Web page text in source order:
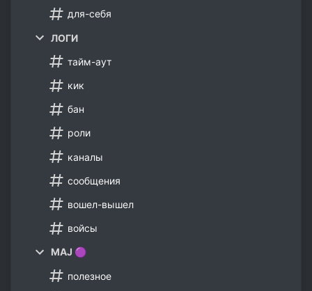
для-себя
ЛОГИ
тайм-аут
кик
бан
роли
каналы
сообщения
вошел-вышел
войсы
MAJ 🟣
полезное